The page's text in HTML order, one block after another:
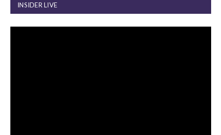
INSIDER LIVE